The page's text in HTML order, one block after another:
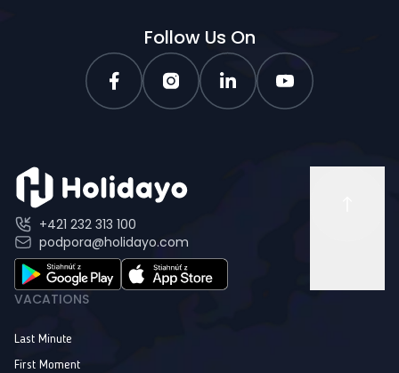
Follow Us On
+421 232 313 100
podpora@holidayo.com
VACATIONS
Last Minute
First Moment